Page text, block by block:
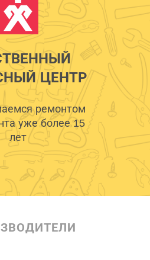
ЦЕНТР
ремонтом
уже более 15
лет